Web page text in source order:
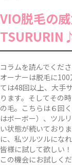
VIO脱毛の
コラムを読んでくだ
オーナーは脱毛に
ては48回以上、大手
ります。そしてその
の毛。こちらは６回
はボーボー）、ツル
い状態が続いており
に、私ツルツルにな
皆様に試して欲しい！
この機会にお試しく